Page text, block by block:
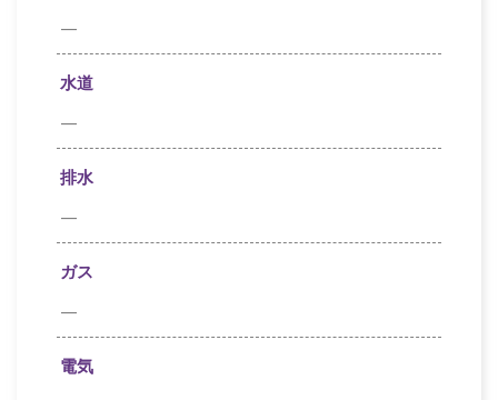
—
水道
—
排水
—
ガス
—
電気